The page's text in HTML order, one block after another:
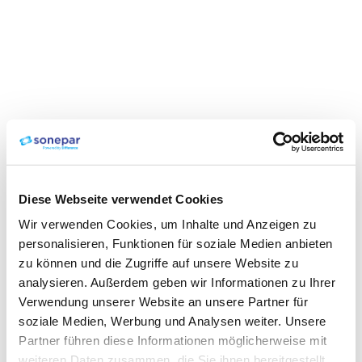
Diese Webseite verwendet Cookies
Wir verwenden Cookies, um Inhalte und Anzeigen zu
personalisieren, Funktionen für soziale Medien anbieten
zu können und die Zugriffe auf unsere Website zu
analysieren. Außerdem geben wir Informationen zu Ihrer
Verwendung unserer Website an unsere Partner für
soziale Medien, Werbung und Analysen weiter. Unsere
Partner führen diese Informationen möglicherweise mit